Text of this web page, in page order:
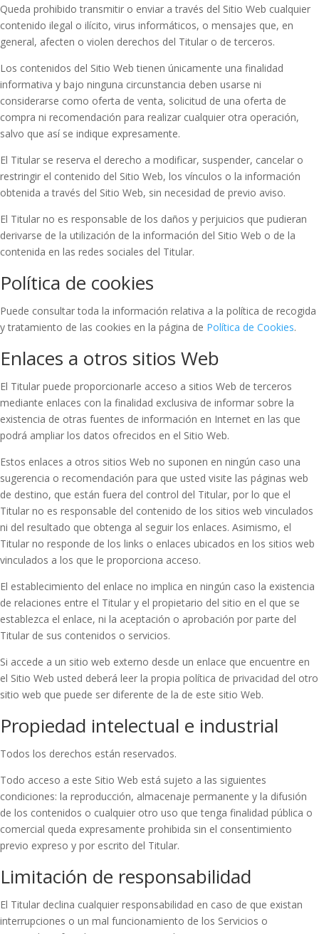
Queda prohibido transmitir o enviar a través del Sitio Web cualquier
contenido ilegal o ilícito, virus informáticos, o mensajes que, en
general, afecten o violen derechos del Titular o de terceros.
Los contenidos del Sitio Web tienen únicamente una finalidad
informativa y bajo ninguna circunstancia deben usarse ni
considerarse como oferta de venta, solicitud de una oferta de
compra ni recomendación para realizar cualquier otra operación,
salvo que así se indique expresamente.
El Titular se reserva el derecho a modificar, suspender, cancelar o
restringir el contenido del Sitio Web, los vínculos o la información
obtenida a través del Sitio Web, sin necesidad de previo aviso.
El Titular no es responsable de los daños y perjuicios que pudieran
derivarse de la utilización de la información del Sitio Web o de la
contenida en las redes sociales del Titular.
Política de cookies
Puede consultar toda la información relativa a la política de recogida
y tratamiento de las cookies en la página de Política de Cookies.
Enlaces a otros sitios Web
El Titular puede proporcionarle acceso a sitios Web de terceros
mediante enlaces con la finalidad exclusiva de informar sobre la
existencia de otras fuentes de información en Internet en las que
podrá ampliar los datos ofrecidos en el Sitio Web.
Estos enlaces a otros sitios Web no suponen en ningún caso una
sugerencia o recomendación para que usted visite las páginas web
de destino, que están fuera del control del Titular, por lo que el
Titular no es responsable del contenido de los sitios web vinculados
ni del resultado que obtenga al seguir los enlaces. Asimismo, el
Titular no responde de los links o enlaces ubicados en los sitios web
vinculados a los que le proporciona acceso.
El establecimiento del enlace no implica en ningún caso la existencia
de relaciones entre el Titular y el propietario del sitio en el que se
establezca el enlace, ni la aceptación o aprobación por parte del
Titular de sus contenidos o servicios.
Si accede a un sitio web externo desde un enlace que encuentre en
el Sitio Web usted deberá leer la propia política de privacidad del otro
sitio web que puede ser diferente de la de este sitio Web.
Propiedad intelectual e industrial
Todos los derechos están reservados.
Todo acceso a este Sitio Web está sujeto a las siguientes
condiciones: la reproducción, almacenaje permanente y la difusión
de los contenidos o cualquier otro uso que tenga finalidad pública o
comercial queda expresamente prohibida sin el consentimiento
previo expreso y por escrito del Titular.
Limitación de responsabilidad
El Titular declina cualquier responsabilidad en caso de que existan
interrupciones o un mal funcionamiento de los Servicios o